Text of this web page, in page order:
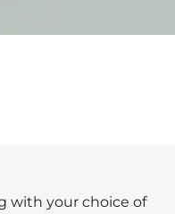
with your choice of